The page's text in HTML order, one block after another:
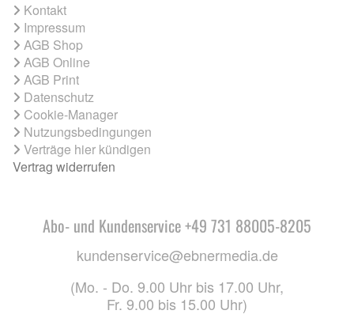
Kontakt
Impressum
AGB Shop
AGB Online
AGB Print
Datenschutz
Cookie-Manager
Nutzungsbedingungen
Verträge hier kündigen
Vertrag widerrufen
Abo- und Kundenservice +49 731 88005-8205
kundenservice@ebnermedia.de
(Mo. - Do. 9.00 Uhr bis 17.00 Uhr,
Fr. 9.00 bis 15.00 Uhr)